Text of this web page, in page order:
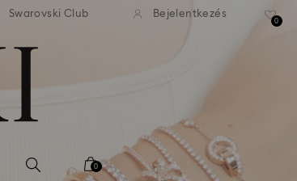
39 960 Ft
Ingyenes standard kiszállítás
felett
Swarovski Club Bejelentkezés
0
0